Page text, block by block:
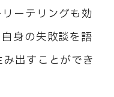
ーテリングも効
身の失敗談を語
出すことができ